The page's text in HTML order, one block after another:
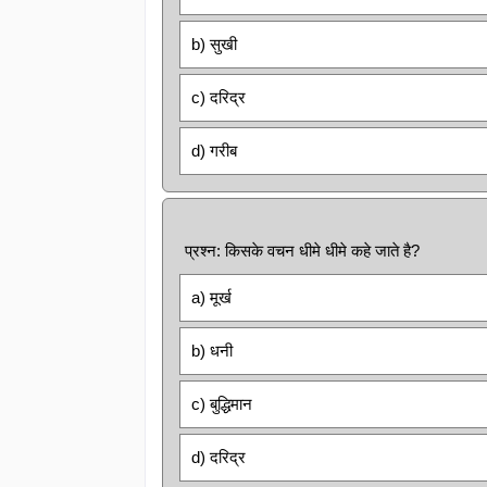
b) सुखी
c) दरिद्र
d) गरीब
प्रश्न: किसके वचन धीमे धीमे कहे जाते है?
a) मूर्ख
b) धनी
c) बुद्धिमान
d) दरिद्र